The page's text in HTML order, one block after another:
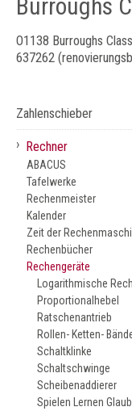
Burroughs
O1138 Burroughs
637262
Zahlenschieber
› Rechner
ABACUS
Tafelwerke
Rechenmeister
Kalender
Zeit der
Rechenbücher
Rechengeräte
Logarithmische
Proportionalhebel
Ratschenantrieb
Rollen- Ketten-
Schaltklinke
Schaltschwinge
Scheibenaddierer
Spielen Lernen